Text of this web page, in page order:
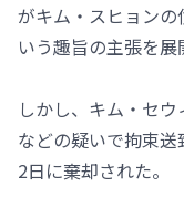
がキム・スヒョン
いう趣旨の主張を展
しかし、キム・セ
などの疑いで拘束
2日に棄却された。